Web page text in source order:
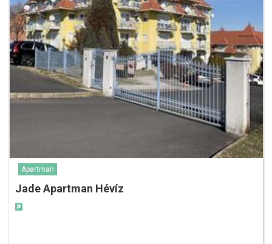
Apartman
Jade Apartman Hévíz